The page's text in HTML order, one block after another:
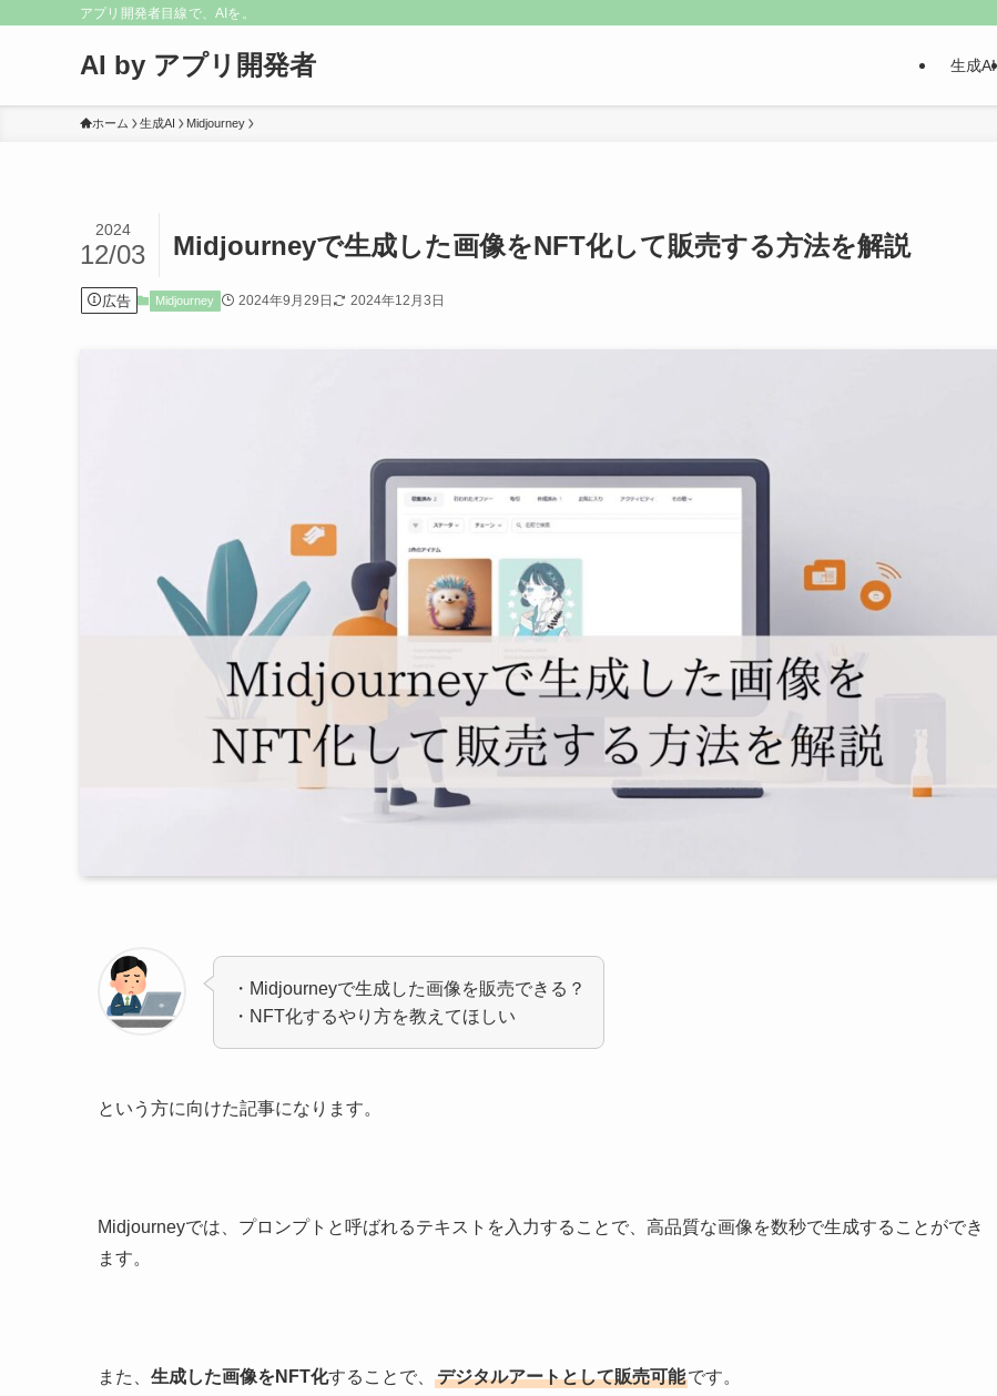
アプリ開発者目線で、AIを。
AI by アプリ開発者 生成AI
ホーム 生成AI Midjourney
Midjourneyで生成した画像をNFT化して販売する方法を解説
2024
12/03
広告 Midjourney 2024年9月29日 2024年12月3日
・Midjourneyで生成した画像を販売できる？
・NFT化するやり方を教えてほしい
という方に向けた記事になります。
Midjourneyでは、プロンプトと呼ばれるテキストを入力することで、高品質な画像を数秒で生成することができ
ます。
また、 生成した画像をNFT化することで、 デジタルアートとして販売可能です。